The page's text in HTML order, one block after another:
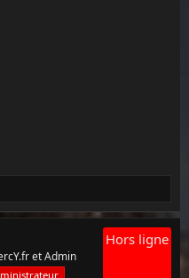
et Admin
Hors ligne